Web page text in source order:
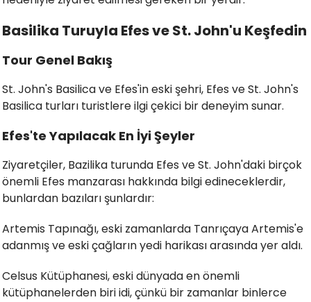
Basilika Turuyla Efes ve St. John'u Keşfedin
Tour Genel Bakış
St. John's Basilica ve Efes'in eski şehri, Efes ve St. John's
Basilica turları turistlere ilgi çekici bir deneyim sunar.
Efes'te Yapılacak En İyi Şeyler
Ziyaretçiler, Bazilika turunda Efes ve St. John'daki birçok
önemli Efes manzarası hakkında bilgi edineceklerdir,
bunlardan bazıları şunlardır:
Artemis Tapınağı, eski zamanlarda Tanrıçaya Artemis'e
adanmış ve eski çağların yedi harikası arasında yer aldı.
Celsus Kütüphanesi, eski dünyada en önemli
kütüphanelerden biri idi, çünkü bir zamanlar binlerce